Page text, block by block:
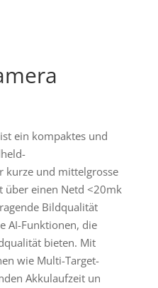
ein kompaktes und
kurze und mittelgrosse
über einen Netd <20mk
Bildqualität
AI-Funktionen, die
bieten. Mit
wie Multi-Target-
Akkulaufzeit un